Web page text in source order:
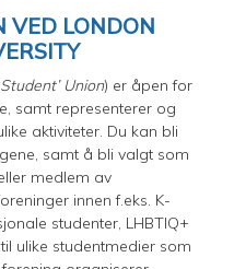
VED LONDON
Student’ Union) er åpen for
samt representerer og
aktiviteter. Du kan bli
samt å bli valgt som
medlem av
innen f.eks. K-
studenter, LHBTIQ+
ulike studentmedier som